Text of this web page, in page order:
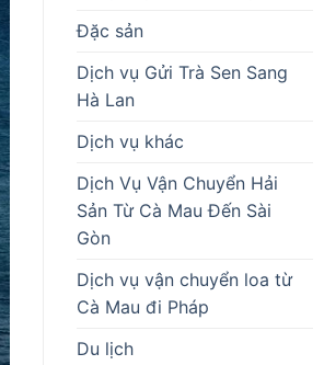
Đặc sản
Dịch vụ Gửi Trà Sen Sang
Hà Lan
Dịch vụ khác
Dịch Vụ Vận Chuyển Hải
Sản Từ Cà Mau Đến Sài
Gòn
Dịch vụ vận chuyển loa từ
Cà Mau đi Pháp
Du lịch